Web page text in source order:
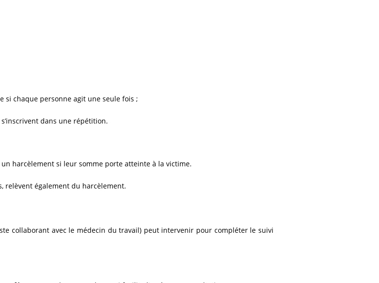
si chaque personne agit une seule fois ;
dans une répétition.
harcèlement si leur somme porte atteinte à la victime.
relèvent également du harcèlement.
collaborant avec le médecin du travail) peut intervenir pour compléter le suivi